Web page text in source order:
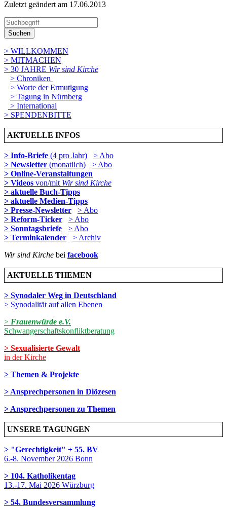
Zuletzt geändert am 17­.06.2013
Suchen
> WILLKOMMEN
> MITMACHEN
> 30 JAHRE Wir sind Kirche
> Chroniken
> Worte der Ermutigung
> Tagung in Nürnberg
> International
> SPENDENBITTE
AKTUELLE INFOS
> Info-Briefe (4 pro Jahr)
> Abo
> Newsletter (monatlich)
> Abo
> Online-Veranstaltungen
> Videos von/mit Wir sind Kirche
> aktuelle Buch-Tipps
> aktuelle Medien-Tipps
> Presse-Newsletter
> Abo
> Reform-Ticker
> Abo
> Sonntagsbriefe
> Abo
> Terminkalender
> Archiv
Wir sind Kirche bei facebook
AKTUELLE THEMEN
> Synodaler Weg in Deutschland
> Synodalität auf allen Ebenen
> Frauenwürde e.V.
Schwangerschaftskonfliktberatung
> Sexualisierte Gewalt
in der Kirche
> Themen & Projekte
> Ansprechpersonen in Diözesen
> Ansprechpersonen zu Themen
UNSERE TAGUNGEN
> "Gerechtigkeit" + 55. BV
6.-8. November 2026 Bonn
> 104. Katholikentag
13.-17. Mai 2026 Würzburg
> 54. Bundesversammlung